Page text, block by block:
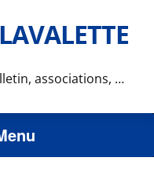
associations, …